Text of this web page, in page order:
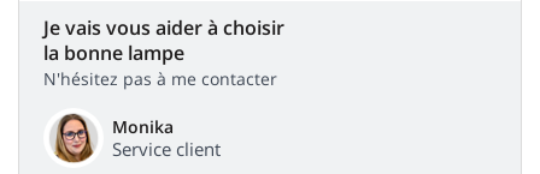
Je vais vous aider à choisir
la bonne lampe
N'hésitez pas à me contacter
Monika
Service client